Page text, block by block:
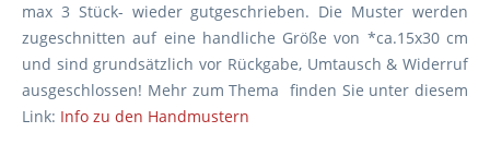
max 3 Stück- wieder gutgeschrieben. Die Muster werden
zugeschnitten auf eine handliche Größe von *ca.15x30 cm
und sind grundsätzlich vor Rückgabe, Umtausch & Widerruf
ausgeschlossen! Mehr zum Thema finden Sie unter diesem
Link: Info zu den Handmustern